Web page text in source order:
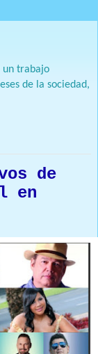
un trabajo
de la sociedad,
de
en